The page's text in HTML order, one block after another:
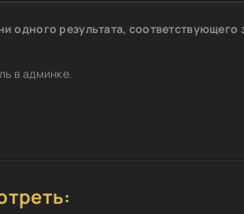
одного результата, соответствующего
в админке.